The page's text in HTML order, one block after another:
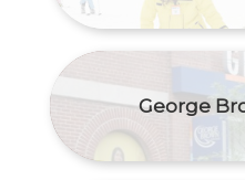
George